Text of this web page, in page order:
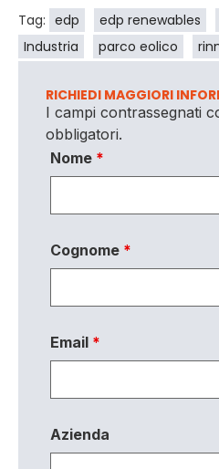
Tag: edp edp renewables
Industria
parco eolico
RICHIEDI MAGGIORI
I campi contrassegnati
obbligatori.
Nome *
Cognome *
Email *
Azienda